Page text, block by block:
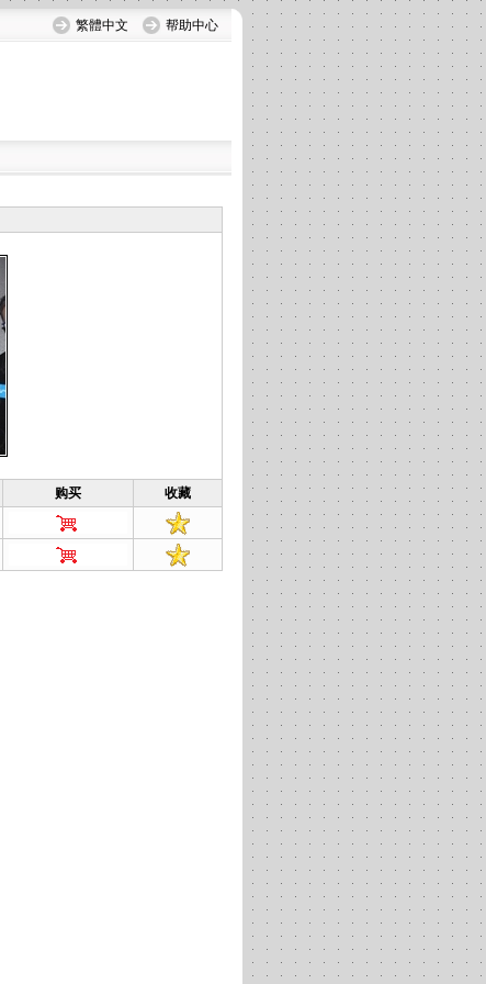
繁體中文 帮助中心
购买
收藏